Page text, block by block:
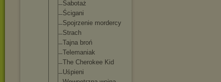
Sabotaż
Ścigani
Spojrzenie mordercy
Strach
Tajna broń
Telemaniak
The Cherokee Kid
Uśpieni